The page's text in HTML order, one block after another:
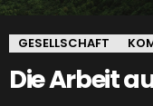
GESELLSCHAFT
Die Arbeit